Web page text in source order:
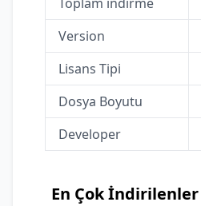
Version
Lisans Tipi
Dosya Boyutu
Developer
En Çok İndirilenler